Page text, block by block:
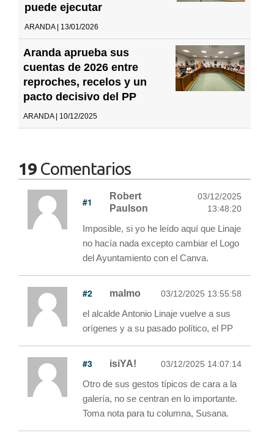
puede ejecutar
ARANDA | 13/01/2026
Aranda aprueba sus
cuentas de 2026 entre
reproches, recelos y un
pacto decisivo del PP
ARANDA | 10/12/2025
19 Comentarios
#1
Robert
Paulson
03/12/2025
13:48:20
Imposible, si yo he leído aquí que Linaje
no hacía nada excepto cambiar el Logo
del Ayuntamiento con el Canva.
#2 malmo 03/12/2025 13:55:58
el alcalde Antonio Linaje vuelve a sus
orígenes y a su pasado político, el PP
#3 isiYA! 03/12/2025 14:07:14
Otro de sus gestos típicos de cara a la
galería, no se centran en lo importante.
Toma nota para tu columna, Susana.